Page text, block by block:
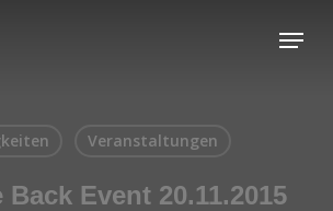
Menu
Veranstaltungen
Back Event 20.11.2015